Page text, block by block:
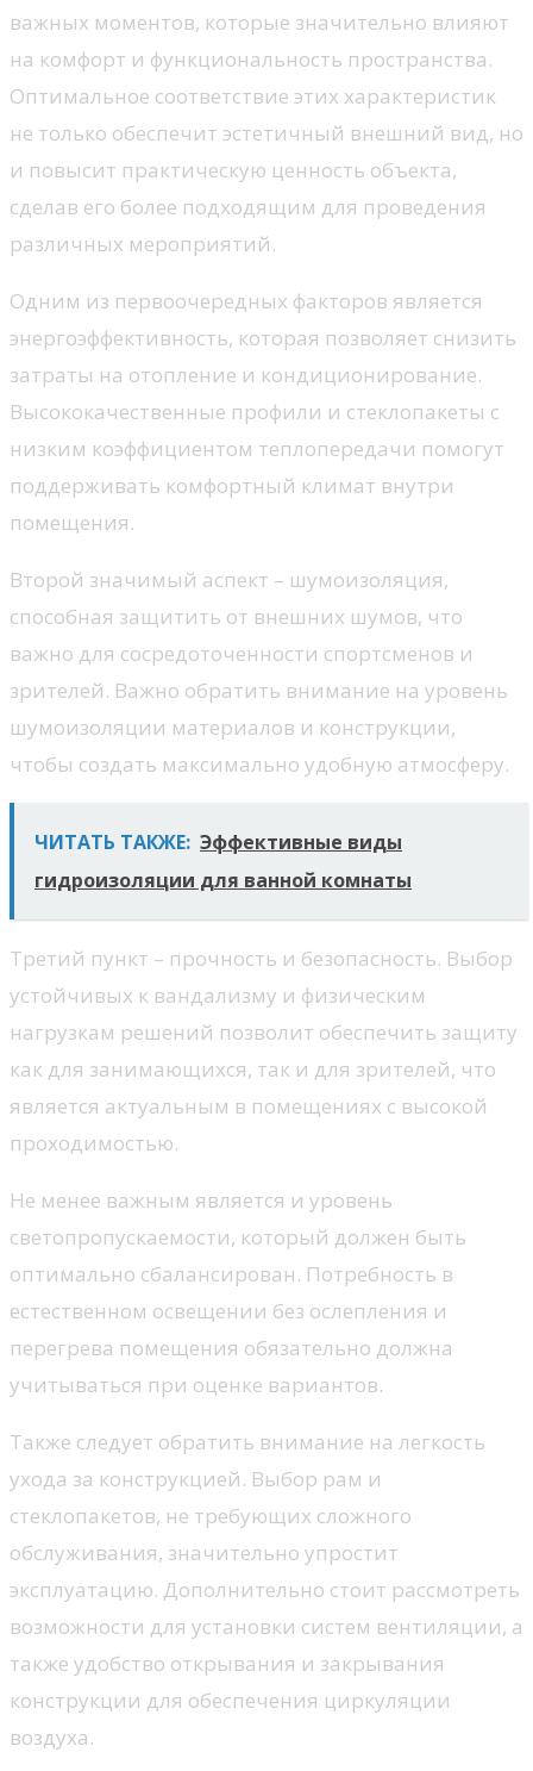
важных моментов, которые значительно влияют
на комфорт и функциональность пространства.
Оптимальное соответствие этих характеристик
не только обеспечит эстетичный внешний вид, но
и повысит практическую ценность объекта,
сделав его более подходящим для проведения
различных мероприятий.
Одним из первоочередных факторов является
энергоэффективность, которая позволяет снизить
затраты на отопление и кондиционирование.
Высококачественные профили и стеклопакеты с
низким коэффициентом теплопередачи помогут
поддерживать комфортный климат внутри
помещения.
Второй значимый аспект – шумоизоляция,
способная защитить от внешних шумов, что
важно для сосредоточенности спортсменов и
зрителей. Важно обратить внимание на уровень
шумоизоляции материалов и конструкции,
чтобы создать максимально удобную атмосферу.
ЧИТАТЬ ТАКЖЕ: Эффективные виды
гидроизоляции для ванной комнаты
Третий пункт – прочность и безопасность. Выбор
устойчивых к вандализму и физическим
нагрузкам решений позволит обеспечить защиту
как для занимающихся, так и для зрителей, что
является актуальным в помещениях с высокой
проходимостью.
Не менее важным является и уровень
светопропускаемости, который должен быть
оптимально сбалансирован. Потребность в
естественном освещении без ослепления и
перегрева помещения обязательно должна
учитываться при оценке вариантов.
Также следует обратить внимание на легкость
ухода за конструкцией. Выбор рам и
стеклопакетов, не требующих сложного
обслуживания, значительно упростит
эксплуатацию. Дополнительно стоит рассмотреть
возможности для установки систем вентиляции, а
также удобство открывания и закрывания
конструкции для обеспечения циркуляции
воздуха.